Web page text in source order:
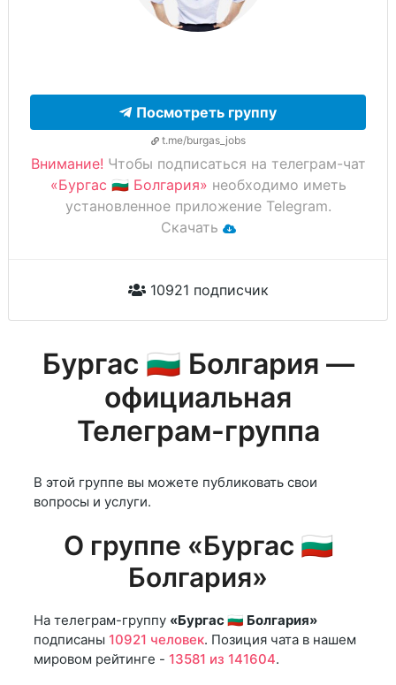
Посмотреть группу
t.me/burgas_jobs
Внимание! Чтобы подписаться на телеграм-чат
«Бургас 🇧🇬 Болгария» необходимо иметь
установленное приложение Telegram.
Скачать
10921 подписчик
Бургас 🇧🇬 Болгария —
официальная
Телеграм-группа
В этой группе вы можете публиковать свои
вопросы и услуги.
О группе «Бургас 🇧🇬
Болгария»
На телеграм-группу «Бургас 🇧🇬 Болгария»
подписаны 10921 человек. Позиция чата в нашем
мировом рейтинге - 13581 из 141604.